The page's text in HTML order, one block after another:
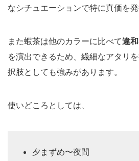
なシチュエーションで特に真価を発
また蝦茶は他のカラーに比べて違
を演出できるため、繊細なアタリ
択肢としても強みがあります。
使いどころとしては、
夕まずめ〜夜間